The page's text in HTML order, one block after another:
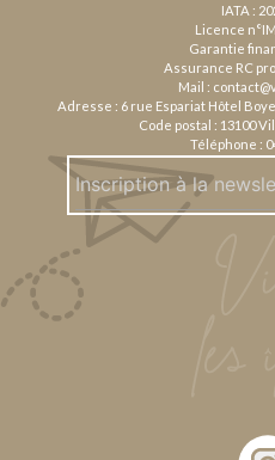
IATA :
Licence
Garantie
Assurance RC
Mail :
Adresse : 6 rue Espariat Hôtel
Code postal : 13100
Téléphone :